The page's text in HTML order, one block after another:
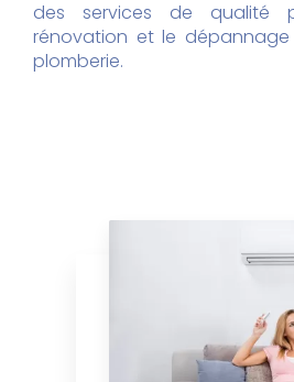
des services de qualité
rénovation et le
plomberie.